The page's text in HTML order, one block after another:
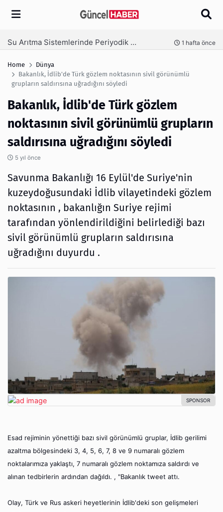
Arama
Ambalaj Süreçlerinde Yeni Nesil Verimliliği Olimpack ile Yakalayın 3 hafta önce
Home
Dünya
Bakanlık, İdlib'de Türk gözlem noktasının sivil görünümlü
grupların saldırısına uğradığını söyledi
Bakanlık, İdlib'de Türk gözlem
noktasının sivil görünümlü grupların
saldırısına uğradığını söyledi
5 yıl önce
Savunma Bakanlığı 16 Eylül'de Suriye'nin
kuzeydoğusundaki İdlib vilayetindeki gözlem
noktasının , bakanlığın Suriye rejimi
tarafından yönlendirildiğini belirlediği bazı
sivil görünümlü grupların saldırısına
uğradığını duyurdu .
Esad rejiminin yönettiği bazı sivil görünümlü gruplar, İdlib gerilimi
azaltma bölgesindeki 3, 4, 5, 6, 7, 8 ve 9 numaralı gözlem
noktalarımıza yaklaştı, 7 numaralı gözlem noktamıza saldırdı ve
alınan tedbirlerin ardından dağıldı. , "Bakanlık tweet attı.
Olay, Türk ve Rus askeri heyetlerinin İdlib'deki son gelişmeleri